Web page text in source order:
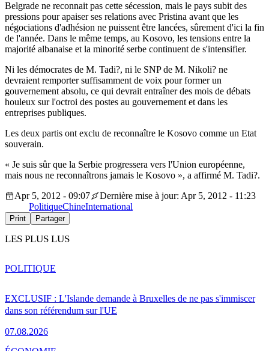
Belgrade ne reconnait pas cette sécession, mais le pays subit des
pressions pour apaiser ses relations avec Pristina avant que les
négociations d'adhésion ne puissent être lancées, sûrement d'ici la fin
de l'année. Dans le même temps, au Kosovo, les tensions entre la
majorité albanaise et la minorité serbe continuent de s'intensifier.
Ni les démocrates de M. Tadi?, ni le SNP de M. Nikoli? ne
devraient remporter suffisamment de voix pour former un
gouvernement absolu, ce qui devrait entraîner des mois de débats
houleux sur l'octroi des postes au gouvernement et dans les
entreprises publiques.
Les deux partis ont exclu de reconnaître le Kosovo comme un Etat
souverain.
« Je suis sûr que la Serbie progressera vers l'Union européenne,
mais nous ne reconnaîtrons jamais le Kosovo », a affirmé M. Tadi?.
Apr 5, 2012 - 09:07
Dernière mise à jour: Apr 5, 2012 - 11:23
PolitiqueChineInternational
Print Partager
LES PLUS LUS
EXCLUSIF : L'Islande demande à Bruxelles de ne pas s'immiscer
dans son référendum sur l'UE
07.08.2026
POLITIQUE